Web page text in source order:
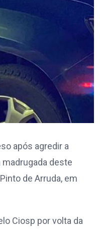
após agredir a
madrugada deste
de Arruda, em
Ciosp por volta da